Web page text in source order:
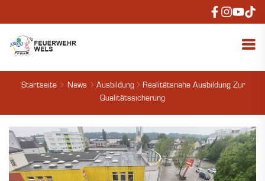
Startseite News Ausbildung
Realitätsnahe Ausbildung Zur
Qualitätssicherung